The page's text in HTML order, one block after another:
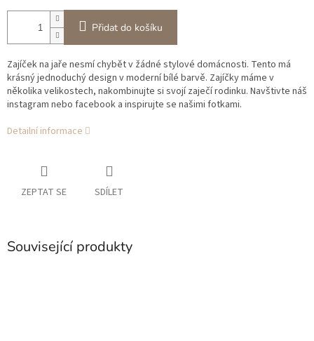
Přidat do košíku
Zajíček na jaře nesmí chybět v žádné stylové domácnosti. Tento má
krásný jednoduchý design v moderní bílé barvě. Zajíčky máme v
několika velikostech, nakombinujte si svojí zaječí rodinku. Navštivte náš
instagram nebo facebook a inspirujte se našimi fotkami.
Detailní informace
ZEPTAT SE SDÍLET
Související produkty